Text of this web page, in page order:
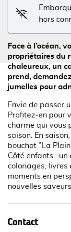
hors
Face à l’océan,
propriétaires du
chaleureux, un
prend,
jumelles pour
Envie de passer
Profitez-en pour
charme qui vous
saison. En
bouchot "La
Côté enfants : un
coloriages, livres
moments en
nouvelles
Contact